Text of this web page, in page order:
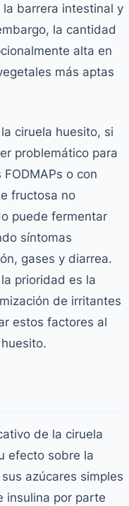
barrera intestinal y
la cantidad
alta en
más aptas
ciruela huesito, si
problemático para
o con
fructosa no
puede fermentar
síntomas
gases y diarrea.
prioridad es la
de irritantes
estos factores al
de la ciruela
efecto sobre la
azúcares simples
insulina por parte